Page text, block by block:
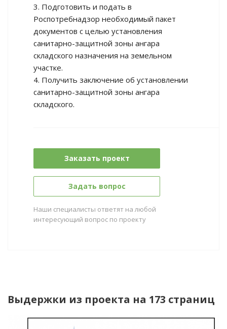
3. Подготовить и подать в
Роспотребнадзор необходимый пакет
документов с целью установления
санитарно-защитной зоны ангара
складского назначения на земельном
участке.
4. Получить заключение об установлении
санитарно-защитной зоны ангара
складского.
Заказать проект
Задать вопрос
Наши специалисты ответят на любой
интересующий вопрос по проекту
Выдержки из проекта на 173 страниц